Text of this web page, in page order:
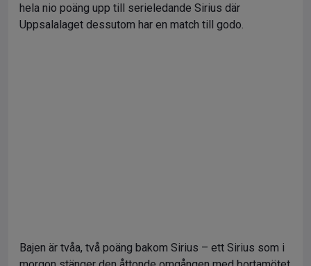
hela nio poäng upp till serieledande Sirius där
Uppsalalaget dessutom har en match till godo.
Bajen är tvåa, två poäng bakom Sirius – ett Sirius som i